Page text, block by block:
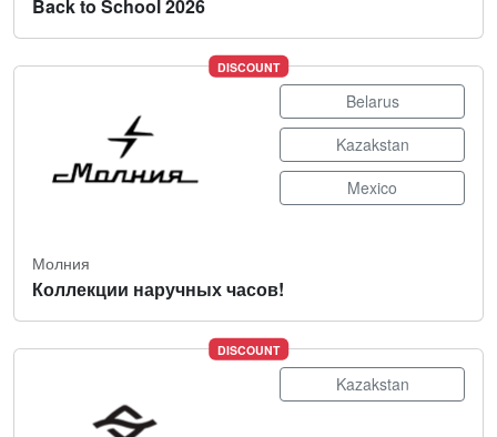
Back to School 2026
DISCOUNT
Belarus
Kazakstan
Mexico
Молния
Коллекции наручных часов!
DISCOUNT
Kazakstan